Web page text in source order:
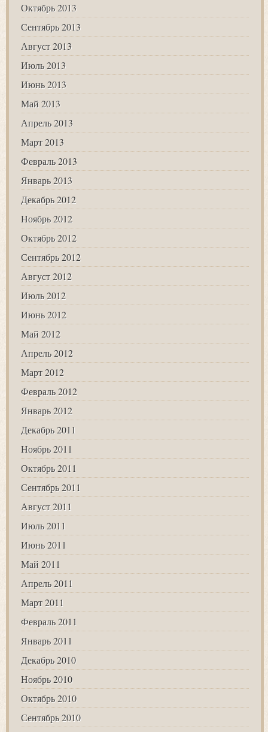
Октябрь 2013
Сентябрь 2013
Август 2013
Июль 2013
Июнь 2013
Май 2013
Апрель 2013
Март 2013
Февраль 2013
Январь 2013
Декабрь 2012
Ноябрь 2012
Октябрь 2012
Сентябрь 2012
Август 2012
Июль 2012
Июнь 2012
Май 2012
Апрель 2012
Март 2012
Февраль 2012
Январь 2012
Декабрь 2011
Ноябрь 2011
Октябрь 2011
Сентябрь 2011
Август 2011
Июль 2011
Июнь 2011
Май 2011
Апрель 2011
Март 2011
Февраль 2011
Январь 2011
Декабрь 2010
Ноябрь 2010
Октябрь 2010
Сентябрь 2010